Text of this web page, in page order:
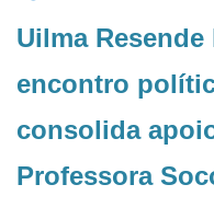
Uilma
encontro
consolida
Professora